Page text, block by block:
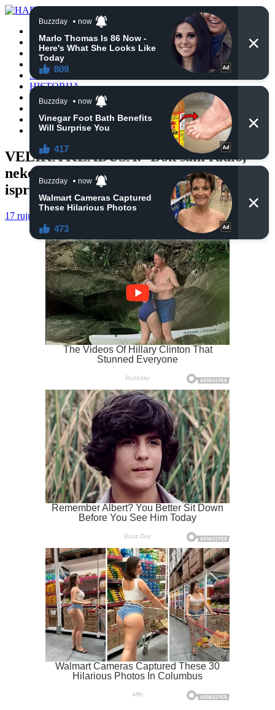
VIJESTI
BIH
TURSKA
SVIJET
HISTORIJA
RELIGIJA
ZANIMLJIVOSTI
CRNA HRONIKA
OBAVIJESTI
VELIKA KLADUŠA: ‘Dok sam radio,
neko mi je poskidao maske sa automobila
ispred džamije’
17 rujna, 2024